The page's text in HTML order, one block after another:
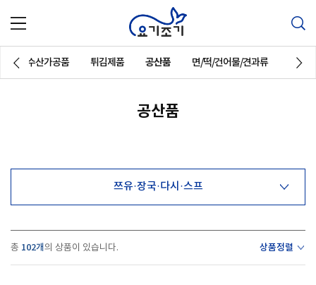
산물/수산가공품 튀김제품 공산품 면/떡/건어물/견과류 일회
공산품
쯔유·장국·다시·스프
총 102개의 상품이 있습니다. 상품정렬